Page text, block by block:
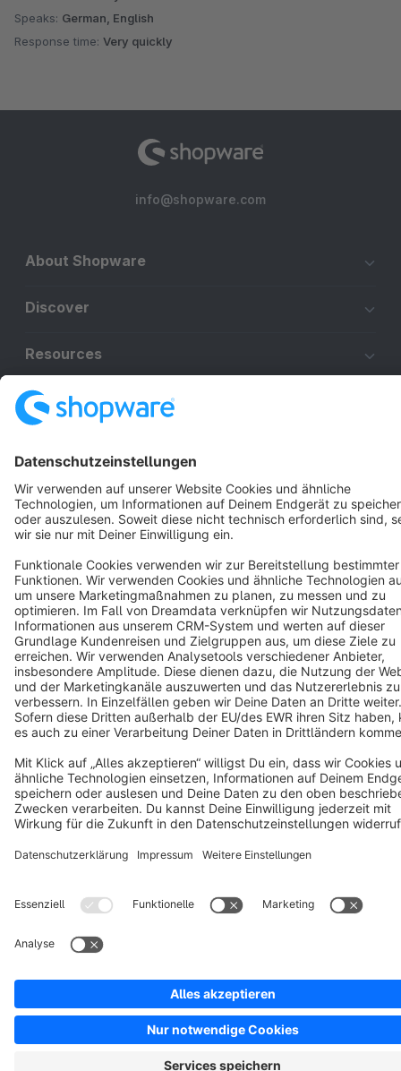
Speaks: German, English
Response time: Very quickly
info@shopware.com
About Shopware
Discover
Resources
Cookie settings
Copyright © shopware AG - All rights reserved
Notice: * All prices are quoted net of the statutory value-added tax